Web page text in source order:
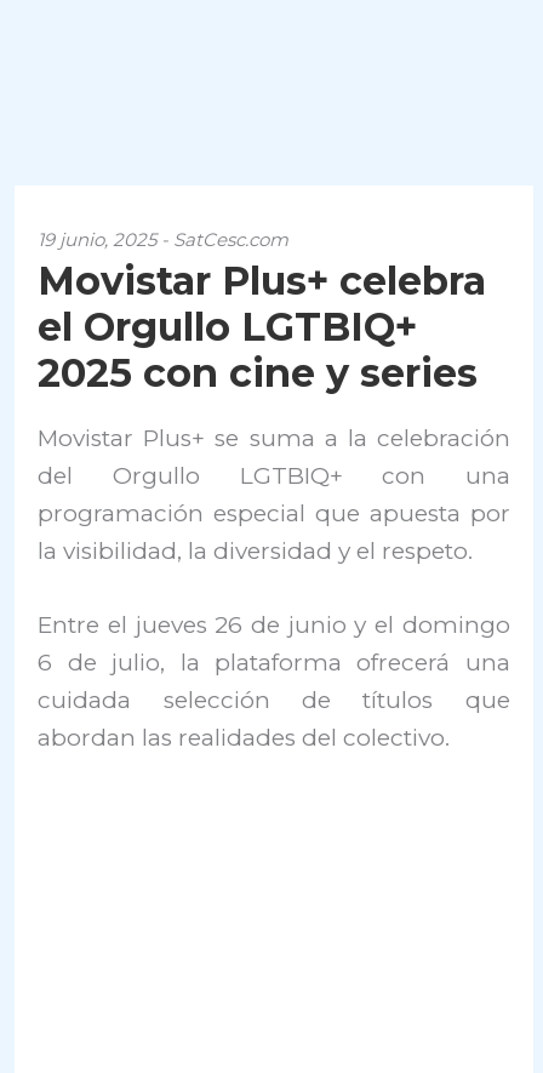
19 junio, 2025 - SatCesc.com
Movistar Plus+ celebra
el Orgullo LGTBIQ+
2025 con cine y series
Movistar Plus+ se suma a la celebración
del Orgullo LGTBIQ+ con una
programación especial que apuesta por
la visibilidad, la diversidad y el respeto.
Entre el jueves 26 de junio y el domingo
6 de julio, la plataforma ofrecerá una
cuidada selección de títulos que
abordan las realidades del colectivo.